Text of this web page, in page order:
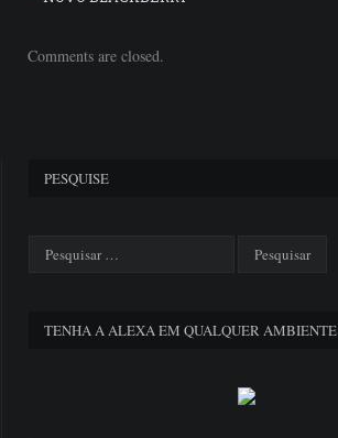
Comments are closed.
PESQUISE
TENHA A ALEXA EM QUALQUER AMBIENTE